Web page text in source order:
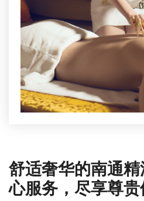
舒适奢华的南通
心服务，尽享尊贵